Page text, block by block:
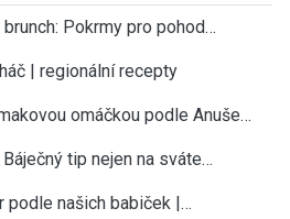
Pokrmy pro pohod…
| regionální recepty
omáčkou podle Anuše…
tip nejen na sváte…
podle našich babiček |…